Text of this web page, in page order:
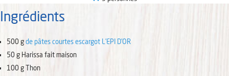
Ingrédients
500gde pâtes courtes escargot L’EPI D’OR
50g Harissa fait maison
100gThon